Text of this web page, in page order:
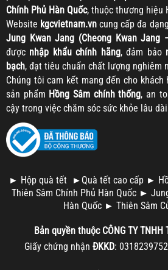
Chính Phủ Hàn Quốc, thuộc thương hiệu
Website kgcvietnam.vn cung cấp đa
Jung Kwan Jang (Cheong Kwan Jang
được nhập khẩu chính hãng, đảm bảo
bạch, đạt tiêu chuẩn chất lượng nghiêm
Chúng tôi cam kết mang đến cho khách
sản phẩm Hồng Sâm chính thống, an
cậy trong việc chăm sóc sức khỏe lâu
► Hộp quà tết ► Quà tết cao cấp ►
Thiên Sâm Chính Phủ Hàn Quốc ►
Hàn Quốc ► Thiên Sâm
Bản quyền thuộc CÔNG TY TNHH
Giấy chứng nhận ĐKKD: